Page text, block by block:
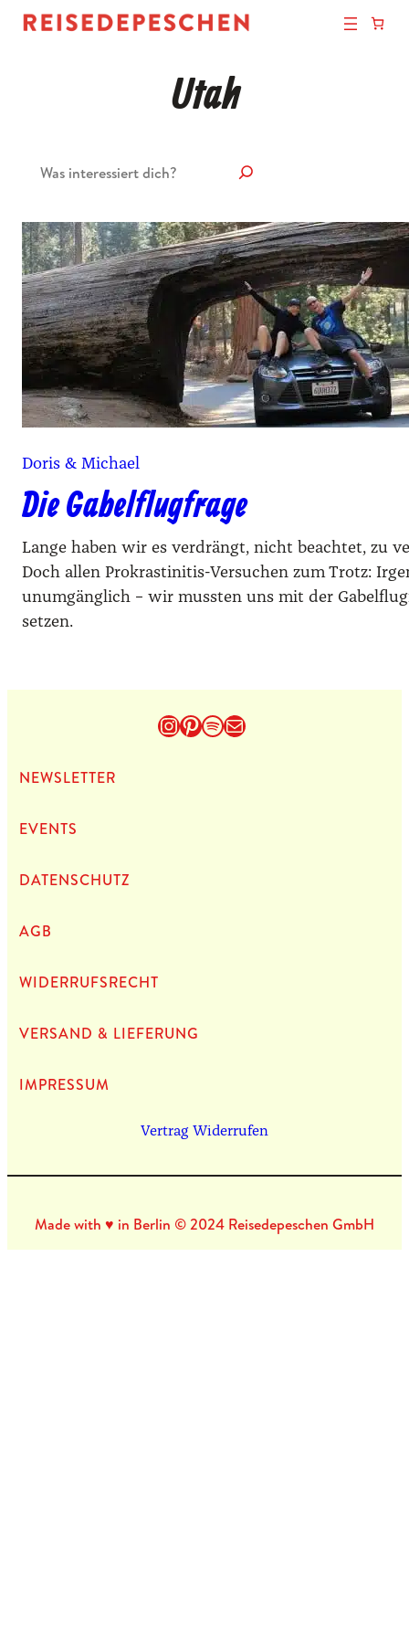
Utah
Doris & Michael
Die Gabelflugfrage
Lange haben wir es verdrängt, nicht beachtet, zu
Doch allen Prokrastinitis-Versuchen zum Trotz:
unumgänglich – wir mussten uns mit der
setzen.
Instagram
Pinterest
Spotify
E-Mail
NEWS­LET­TER
EVENTS
DATEN­SCHUTZ
AGB
WIDERRUFSRECHT
VERSAND & LIEFERUNG
IMPRES­SUM
Vertrag Widerrufen
Made with ♥ in Berlin © 2024 Reisedepeschen GmbH